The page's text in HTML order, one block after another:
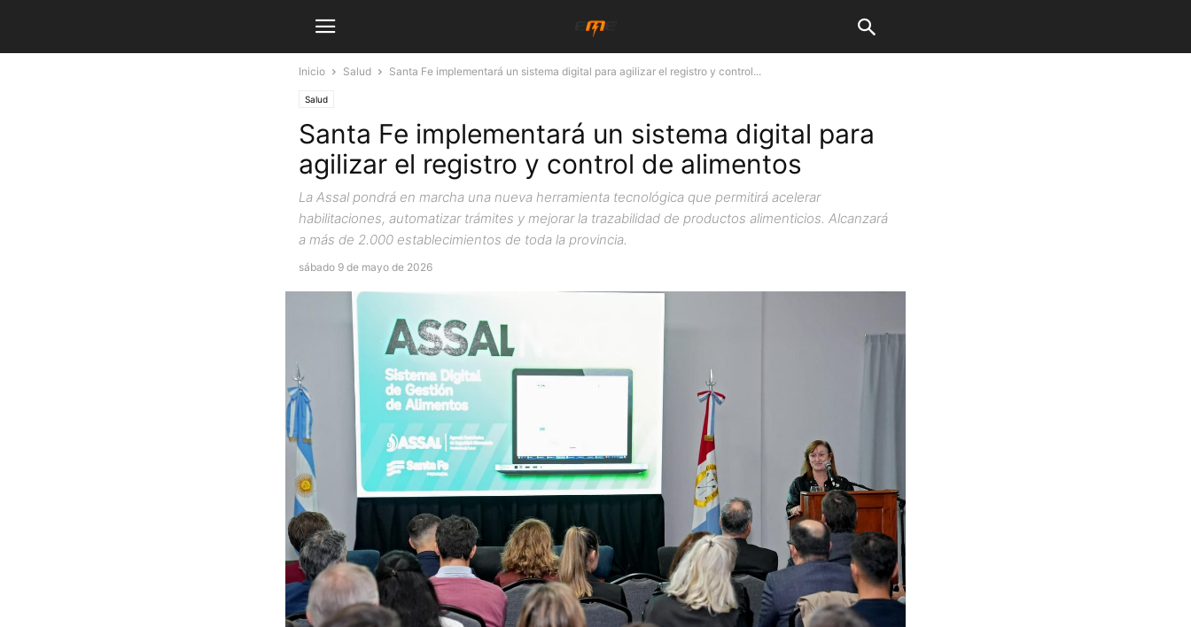
Inicio Salud Santa Fe implementará un sistema digital para agilizar el registro y control...
Salud
Santa Fe implementará un sistema digital para
agilizar el registro y control de alimentos
La Assal pondrá en marcha una nueva herramienta tecnológica que permitirá acelerar
habilitaciones, automatizar trámites y mejorar la trazabilidad de productos alimenticios. Alcanzará
a más de 2.000 establecimientos de toda la provincia.
sábado 9 de mayo de 2026